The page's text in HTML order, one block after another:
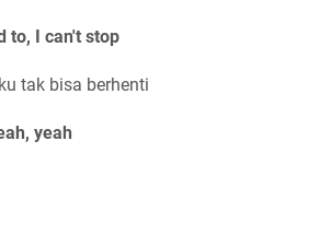
to, I can't stop
tak bisa berhenti
yeah